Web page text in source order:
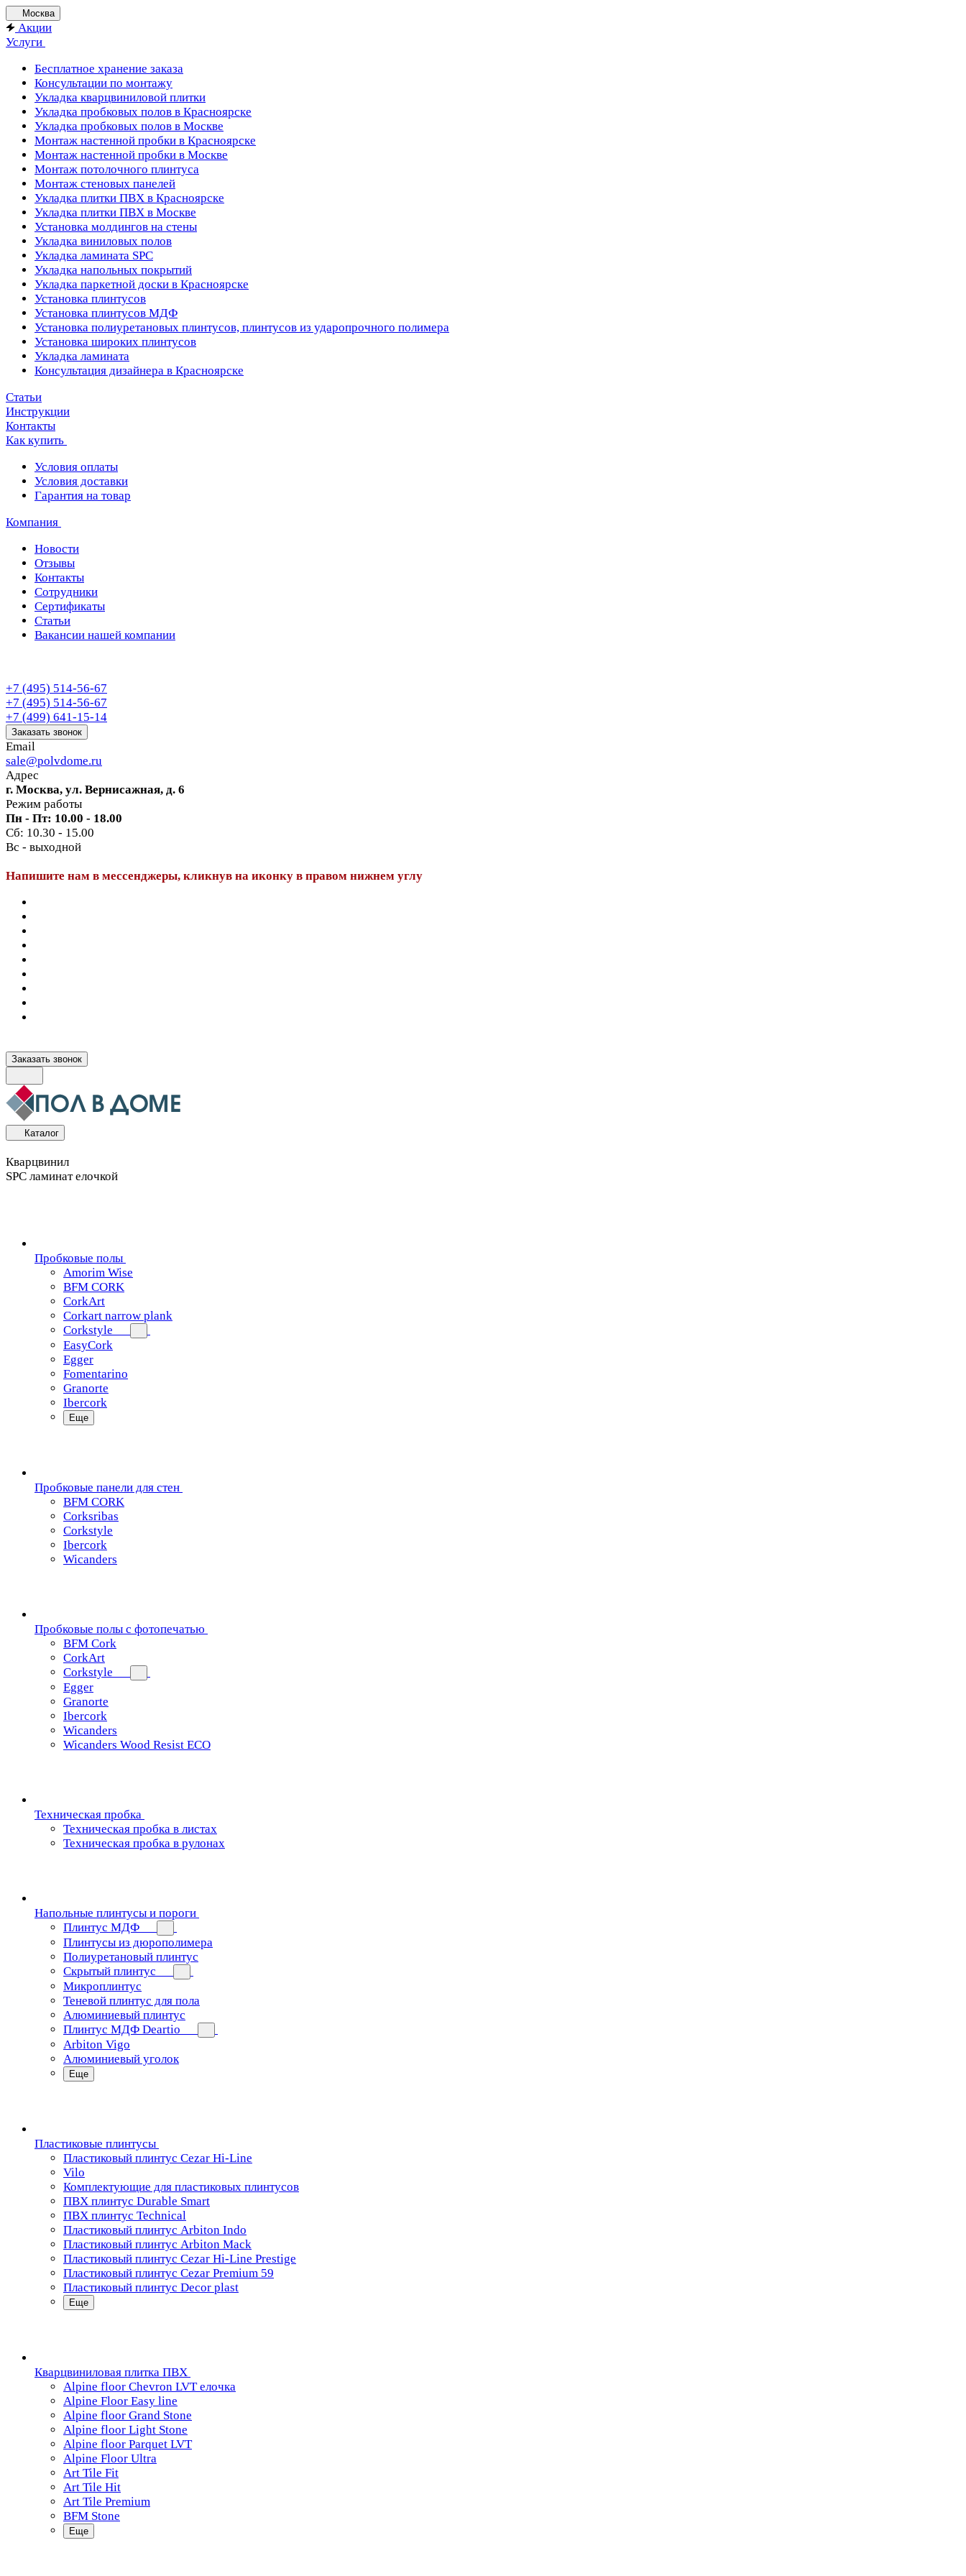
Москва
Акции
Услуги
Бесплатное хранение заказа
Консультации по монтажу
Укладка кварцвиниловой плитки
Укладка пробковых полов в Красноярске
Укладка пробковых полов в Москве
Монтаж настенной пробки в Красноярске
Монтаж настенной пробки в Москве
Монтаж потолочного плинтуса
Монтаж стеновых панелей
Укладка плитки ПВХ в Красноярске
Укладка плитки ПВХ в Москве
Установка молдингов на стены
Укладка виниловых полов
Укладка ламината SPC
Укладка напольных покрытий
Укладка паркетной доски в Красноярске
Установка плинтусов
Установка плинтусов МДФ
Установка полиуретановых плинтусов, плинтусов из ударопрочного полимера
Установка широких плинтусов
Укладка ламината
Консультация дизайнера в Красноярске
Статьи
Инструкции
Контакты
Как купить
Условия оплаты
Условия доставки
Гарантия на товар
Компания
Новости
Отзывы
Контакты
Сотрудники
Сертификаты
Статьи
Вакансии нашей компании
+7 (495) 514-56-67
+7 (495) 514-56-67
+7 (499) 641-15-14
Заказать звонок
Email
sale@polvdome.ru
Адрес
г. Москва, ул. Вернисажная, д. 6
Режим работы
Пн - Пт: 10.00 - 18.00
Сб: 10.30 - 15.00
Вс - выходной
Напишите нам в мессенджеры, кликнув на иконку в правом нижнем углу
Заказать звонок
Каталог
Кварцвинил
SPC ламинат елочкой
Пробковые полы
Amorim Wise
BFM CORK
CorkArt
Corkart narrow plank
Corkstyle
EasyCork
Egger
Fomentarino
Granorte
Ibercork
Еще
Пробковые панели для стен
BFM CORK
Corksribas
Corkstyle
Ibercork
Wicanders
Пробковые полы с фотопечатью
BFM Cork
CorkArt
Corkstyle
Egger
Granorte
Ibercork
Wicanders
Wicanders Wood Resist ECO
Техническая пробка
Техническая пробка в листах
Техническая пробка в рулонах
Напольные плинтусы и пороги
Плинтус МДФ
Плинтусы из дюрополимера
Полиуретановый плинтус
Скрытый плинтус
Микроплинтус
Теневой плинтус для пола
Алюминиевый плинтус
Плинтус МДФ Deartio
Arbiton Vigo
Алюминиевый уголок
Еще
Пластиковые плинтусы
Пластиковый плинтус Cezar Hi-Line
Vilo
Комплектующие для пластиковых плинтусов
ПВХ плинтус Durable Smart
ПВХ плинтус Technical
Пластиковый плинтус Arbiton Indo
Пластиковый плинтус Arbiton Mack
Пластиковый плинтус Cezar Hi-Line Prestige
Пластиковый плинтус Cezar Premium 59
Пластиковый плинтус Decor plast
Еще
Кварцвиниловая плитка ПВХ
Alpine floor Chevron LVT елочка
Alpine Floor Easy line
Alpine floor Grand Stone
Alpine floor Light Stone
Alpine floor Parquet LVT
Alpine Floor Ultra
Art Tile Fit
Art Tile Hit
Art Tile Premium
BFM Stone
Еще